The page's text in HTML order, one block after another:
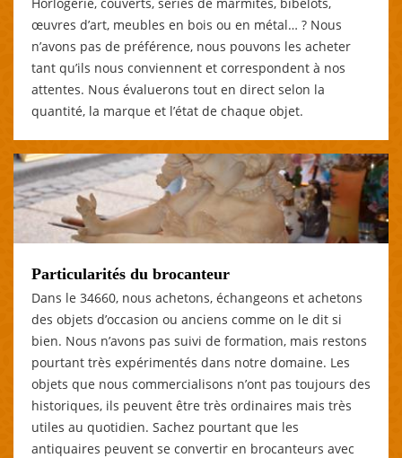
œuvres d’art, meubles en bois ou en métal… ? Nous
n’avons pas de préférence, nous pouvons les acheter
tant qu’ils nous conviennent et correspondent à nos
attentes. Nous évaluerons tout en direct selon la
quantité, la marque et l’état de chaque objet.
Particularités du brocanteur
Dans le 34660, nous achetons, échangeons et achetons
des objets d’occasion ou anciens comme on le dit si
bien. Nous n’avons pas suivi de formation, mais restons
pourtant très expérimentés dans notre domaine. Les
objets que nous commercialisons n’ont pas toujours des
historiques, ils peuvent être très ordinaires mais très
utiles au quotidien. Sachez pourtant que les
antiquaires peuvent se convertir en brocanteurs avec